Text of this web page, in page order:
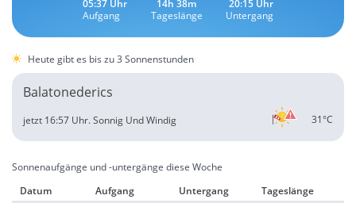
05:37 Uhr
Aufgang
14h 38m
Tageslänge
20:15 Uhr
Untergang
Heute gibt es bis zu 3 Sonnenstunden
Balatonederics
31°C
jetzt 16:57 Uhr.Sonnig Und Windig
Sonnenaufgänge und -untergänge diese Woche
Datum
Aufgang Untergang
Tageslänge